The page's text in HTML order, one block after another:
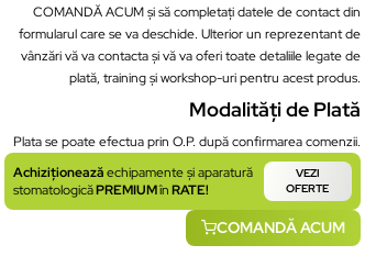
COMANDĂ ACUM și să completați datele de contact din
formularul care se va deschide. Ulterior un reprezentant de
vânzări vă va contacta și vă va oferi toate detaliile legate de
plată, training și workshop-uri pentru acest produs.
Modalități de Plată
Plata se poate efectua prin O.P. după confirmarea comenzii.
Achiziționeazăechipamente și aparatură
stomatologicăPREMIUMînRATE!
VEZI
OFERTE
COMANDĂ ACUM